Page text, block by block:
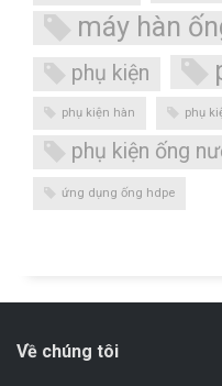
máy hàn
phụ kiện
phụ kiện hàn phụ
phụ kiện ống
ứng dụng ống hdpe
Về chúng tôi